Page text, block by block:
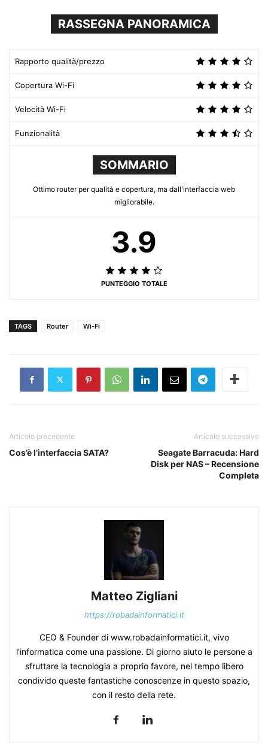
RASSEGNA PANORAMICA
Rapporto qualità/prezzo
Copertura Wi-Fi
Velocità Wi-Fi
Funzionalità
SOMMARIO
Ottimo router per qualità e copertura, ma dall'interfaccia web
migliorabile.
3.9
PUNTEGGIO TOTALE
TAGS Router Wi-Fi
Articolo precedente
Cos’è l’interfaccia SATA?
Articolo successivo
Seagate Barracuda: Hard
Disk per NAS – Recensione
Completa
Matteo Zigliani
https://robadainformatici.it
CEO & Founder di www.robadainformatici.it, vivo
l'informatica come una passione. Di giorno aiuto le persone a
sfruttare la tecnologia a proprio favore, nel tempo libero
condivido queste fantastiche conoscenze in questo spazio,
con il resto della rete.